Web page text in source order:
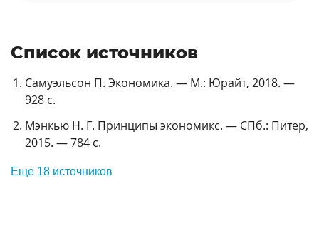
Список источников
Самуэльсон П. Экономика. — М.: Юрайт, 2018. —
928 с.
Мэнкью Н. Г. Принципы экономикс. — СПб.: Питер,
2015. — 784 с.
Еще 18 источников